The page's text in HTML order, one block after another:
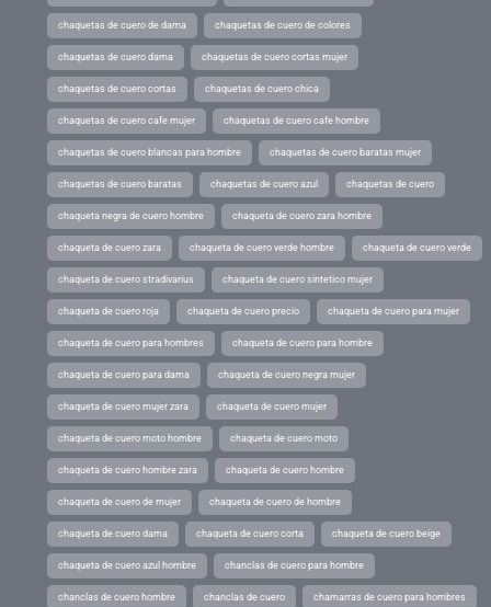
chaquetas de cuero de dama chaquetas de cuero de colores
chaquetas de cuero dama chaquetas de cuero cortas mujer
chaquetas de cuero cortas chaquetas de cuero chica
chaquetas de cuero cafe mujer chaquetas de cuero cafe hombre
chaquetas de cuero blancas para hombre chaquetas de cuero baratas mujer
chaquetas de cuero baratas chaquetas de cuero azul chaquetas de cuero
chaqueta negra de cuero hombre chaqueta de cuero zara hombre
chaqueta de cuero zara chaqueta de cuero verde hombre chaqueta de cuero verde
chaqueta de cuero stradivarius chaqueta de cuero sintetico mujer
chaqueta de cuero roja chaqueta de cuero precio chaqueta de cuero para mujer
chaqueta de cuero para hombres chaqueta de cuero para hombre
chaqueta de cuero para dama chaqueta de cuero negra mujer
chaqueta de cuero mujer zara chaqueta de cuero mujer
chaqueta de cuero moto hombre chaqueta de cuero moto
chaqueta de cuero hombre zara chaqueta de cuero hombre
chaqueta de cuero de mujer chaqueta de cuero de hombre
chaqueta de cuero dama chaqueta de cuero corta chaqueta de cuero beige
chaqueta de cuero azul hombre chanclas de cuero para hombre
chanclas de cuero hombre chanclas de cuero chamarras de cuero para hombres